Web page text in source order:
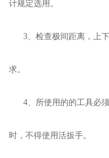
计规定选用。
3、检查极间距离，上下
求。
4、所使用的的工具必须
时，不得使用活扳手。